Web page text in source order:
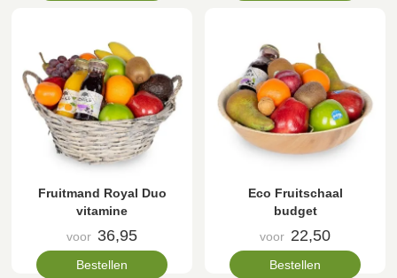
Fruitmand Royal Duo
vitamine
voor 36,95
Bestellen
Eco Fruitschaal
budget
voor 22,50
Bestellen